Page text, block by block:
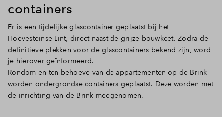
containers
Er is een tijdelijke glascontainer geplaatst bij het
Hoevesteinse Lint, direct naast de grijze bouwkeet. Zodra de
definitieve plekken voor de glascontainers bekend zijn, word
je hierover geïnformeerd.
Rondom en ten behoeve van de appartementen op de Brink
worden ondergrondse containers geplaatst. Deze worden met
de inrichting van de Brink meegenomen.